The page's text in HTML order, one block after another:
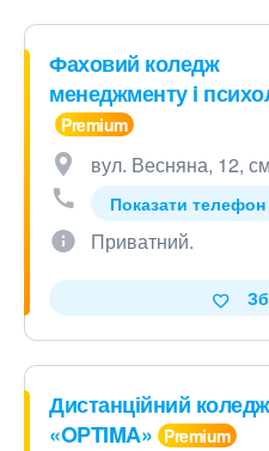
Фаховий коледж
менеджменту i
вул. Весняна, 12,
Показати телефон
Приватний.
Дистанційний коледж
«OPTIMA»